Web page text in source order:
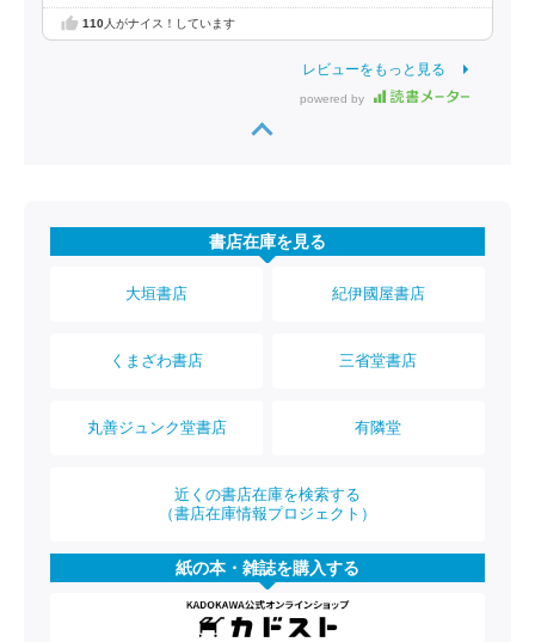
110人がナイス！しています
レビューをもっと見る
powered by
書店在庫を見る
大垣書店 紀伊國屋書店
くまざわ書店 三省堂書店
丸善ジュンク堂書店 有隣堂
近くの書店在庫を検索する
（書店在庫情報プロジェクト）
紙の本・雑誌を購入する